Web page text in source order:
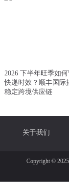
2026 下半年旺季如
快递时效？顺丰国际
稳定跨境供应链
关于我们
Copyright ©